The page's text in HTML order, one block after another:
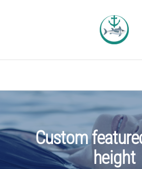
Indústria
Custom
height